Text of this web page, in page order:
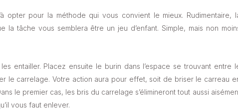
opter pour la méthode qui vous convient le mieux. Rudimentaire,
la tâche vous semblera être un jeu d’enfant. Simple, mais non
entailler. Placez ensuite le burin dans l’espace se trouvant entre
le carrelage. Votre action aura pour effet, soit de briser le carreau
le premier cas, les bris du carrelage s’élimineront tout aussi
vous faut enlever.